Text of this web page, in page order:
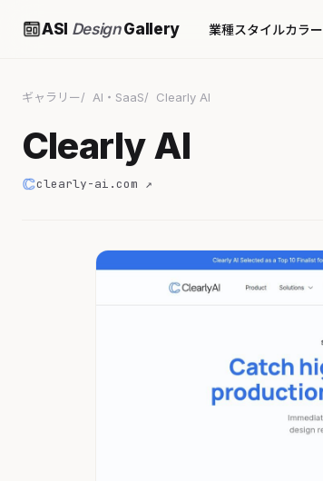
ASI DesignGallery 業種スタイルカラー
ギャラリー AI・SaaS Clearly AI
Clearly AI
clearly-ai.com ↗